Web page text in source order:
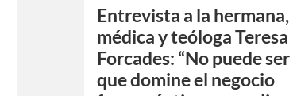
Entrevista a la hermana,
médica y teóloga Teresa
Forcades: “No puede ser
que domine el negocio